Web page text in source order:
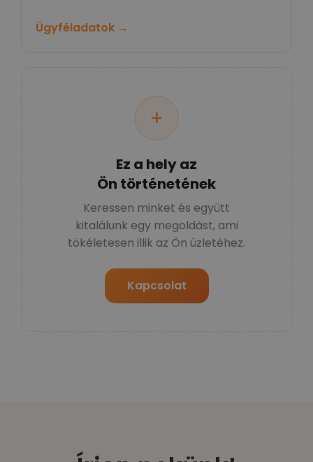
Ügyféladatok →
+
Ez a hely az
Ön történetének
Keressen minket és együtt
kitalálunk egy megoldást, ami
tökéletesen illik az Ön üzletéhez.
Kapcsolat